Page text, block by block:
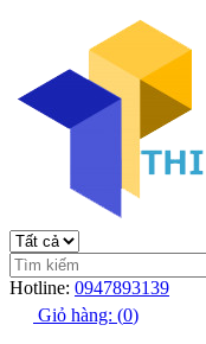
Hotline: 0947893139
Giỏ hàng: (0)